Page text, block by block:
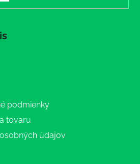
podmienky
tovaru
údajov